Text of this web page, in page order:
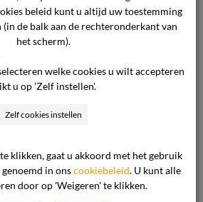
te hebben verholpen.
ontstond er weer een scheur
het keukenblad vanuit de
ons weer gemeld bij de
keer gaf de ondernemer aan
scheur.
beleid kunt u altijd uw toestemming
de balk aan de rechteronderkant van
het scherm).
welke cookies u wilt accepteren
u op 'Zelf instellen'.
Zelf cookies instellen
klikken, gaat u akkoord met het gebruik
in onscookiebeleid . U kunt alle
door op 'Weigeren' te klikken.